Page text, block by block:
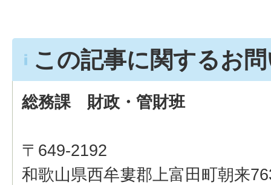
この記事に関するお
総務課 財政・管財班
〒649-2192
和歌山県西牟婁郡上富田町朝来